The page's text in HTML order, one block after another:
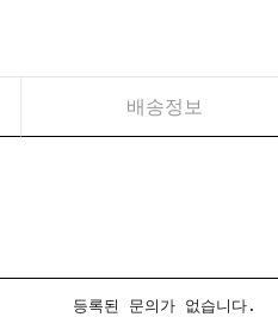
배송정보
등록된 문의가 없습니다.